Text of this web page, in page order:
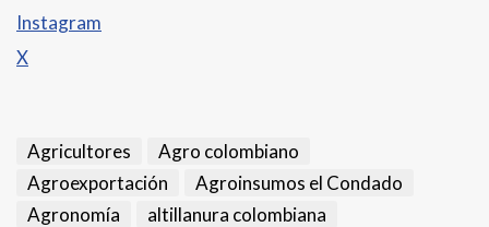
Instagram
X
Agricultores
Agro colombiano
Agroexportación
Agroinsumos el Condado
Agronomía
altillanura colombiana